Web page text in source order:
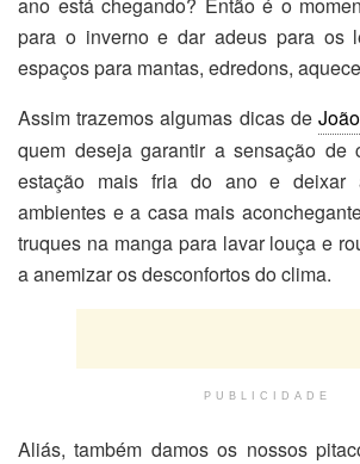
para o inverno e dar adeus para os
espaços para mantas, edredons,
Assim trazemos algumas dicas de
quem deseja garantir a sensação de
estação mais fria do ano e deixar
ambientes e a casa mais
truques na manga para lavar louça e
a anemizar os desconfortos do clima.
PUBLICIDADE
Aliás, também damos os nossos